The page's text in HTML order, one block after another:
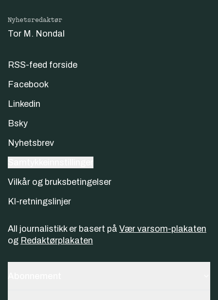
Nyhetsredaktør
Tor M. Nondal
RSS-feed forside
Facebook
Linkedin
Bsky
Nyhetsbrev
Vilkår og bruksbetingelser
KI-retningslinjer
All journalistikk er basert på Vær varsom-plakaten
og Redaktørplakaten